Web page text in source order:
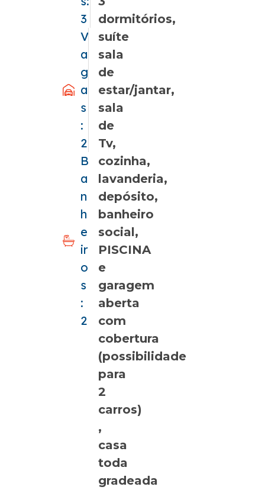
3
V
a
g
a
s
:
2
B
a
n
h
e
ir
o
s
:
2
dormitórios,
suíte
sala
de
estar/jantar,
sala
de
Tv,
cozinha,
lavanderia,
depósito,
banheiro
social,
PISCINA
e
garagem
aberta
com
cobertura
(possibilidade
para
2
carros)
,
casa
toda
gradeada